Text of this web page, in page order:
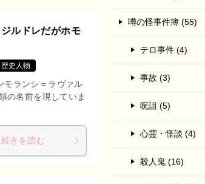
ルドレだがホモ
歴史人物
モランシ＝ラヴァル
の名前を現していま
続きを読む
噂の怪事件簿 (55)
テロ事件 (4)
事故 (3)
呪詛 (5)
心霊・怪談 (4)
殺人鬼 (16)